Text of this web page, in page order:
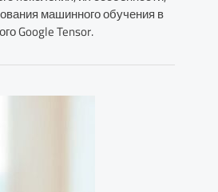
машинного обучения в
Google Tensor.